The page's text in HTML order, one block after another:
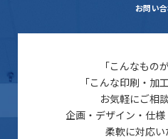
お問い
「こんなもの
「こんな印刷・加
お気軽にご相
企画・デザイン・仕様
柔軟に対応い